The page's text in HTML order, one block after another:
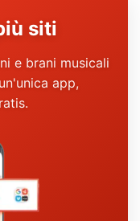
siti
e brani musicali
app,